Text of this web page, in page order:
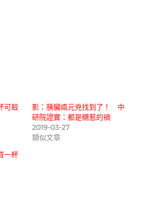
可殺
影：胰臟癌元兇找到了！ 中
研院證實：都是糖惹的禍
2019-03-27
類似文章
一杯